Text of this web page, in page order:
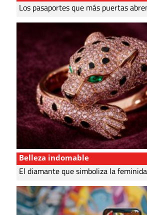
Los pasaportes que más puertas
Belleza indomable
El diamante que simboliza la